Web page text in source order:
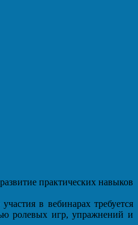
практических навыков
в вебинарах требуется
ролевых игр, упражнений и